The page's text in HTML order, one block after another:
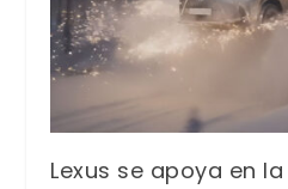
Lexus se apoya en